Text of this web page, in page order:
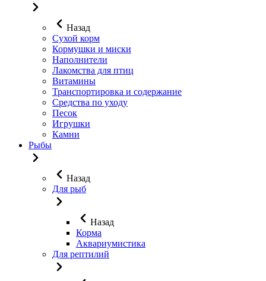
Назад
Сухой корм
Кормушки и миски
Наполнители
Лакомства для птиц
Витамины
Транспортировка и содержание
Средства по уходу
Песок
Игрушки
Камни
Рыбы
Назад
Для рыб
Назад
Корма
Аквариумистика
Для рептилий